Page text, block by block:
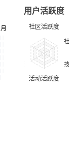
用户活跃度